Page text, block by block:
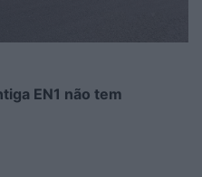
EN1 não tem